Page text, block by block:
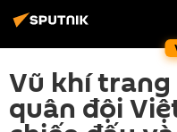
Vũ khí trang
quân đội